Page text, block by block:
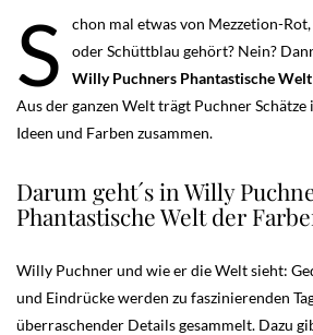
S
chon mal etwas von Mezzetion-
oder Schüttblau gehört? Nein?
Willy Puchners Phantastische
Aus der ganzen Welt trägt Puchner
Ideen und Farben zusammen.
Darum geht´s in Willy
Phantastische Welt der
Willy Puchner und wie er die Welt sieht:
und Eindrücke werden zu faszinierenden
überraschender Details gesammelt. Dazu